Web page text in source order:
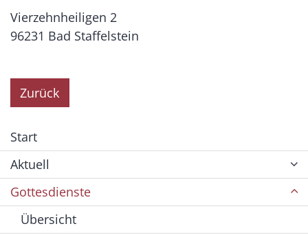
Vierzehnheiligen 2
96231 Bad Staffelstein
Zurück
Start
Aktuell
Gottesdienste
Übersicht